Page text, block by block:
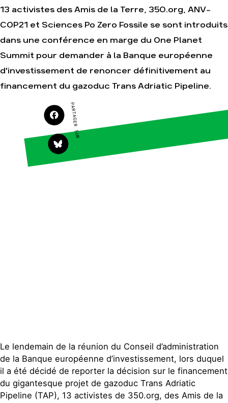
Agir
terrain
Agir au quotidien
Soutenir les
campagnes
Transmettre tout ou
partie de son
patrimoine
Télécharger
gratuitement les
guides éco-citoyens
Nos thématiques
Agriculture
Finance
Multinationales
13 activistes des Amis de la Terre, 350.org, ANV-
COP21 et Sciences Po Zero Fossile se sont introduits
dans une conférence en marge du One Planet
Summit pour demander à la Banque européenne
d'investissement de renoncer définitivement au
financement du gazoduc Trans Adriatic Pipeline.
PARTAGER SUR
Le lendemain de la réunion du Conseil d’administration
de la Banque européenne d’investissement, lors duquel
il a été décidé de reporter la décision sur le financement
du gigantesque projet de gazoduc Trans Adriatic
Pipeline (TAP), 13 activistes de 350.org, des Amis de la